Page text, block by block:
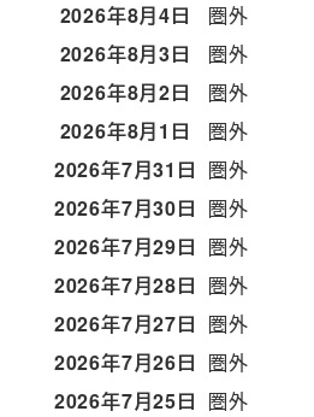
2026年8月4日
圏外
2026年8月3日
圏外
2026年8月2日
圏外
2026年8月1日
圏外
2026年7月31日 圏外
2026年7月30日 圏外
2026年7月29日 圏外
2026年7月28日 圏外
2026年7月27日 圏外
2026年7月26日 圏外
2026年7月25日 圏外